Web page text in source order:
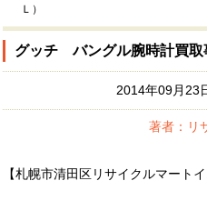
Ｌ）
グッチ バングル腕時計買取
2014年09月23
著者：リ
【札幌市清田区リサイクルマート